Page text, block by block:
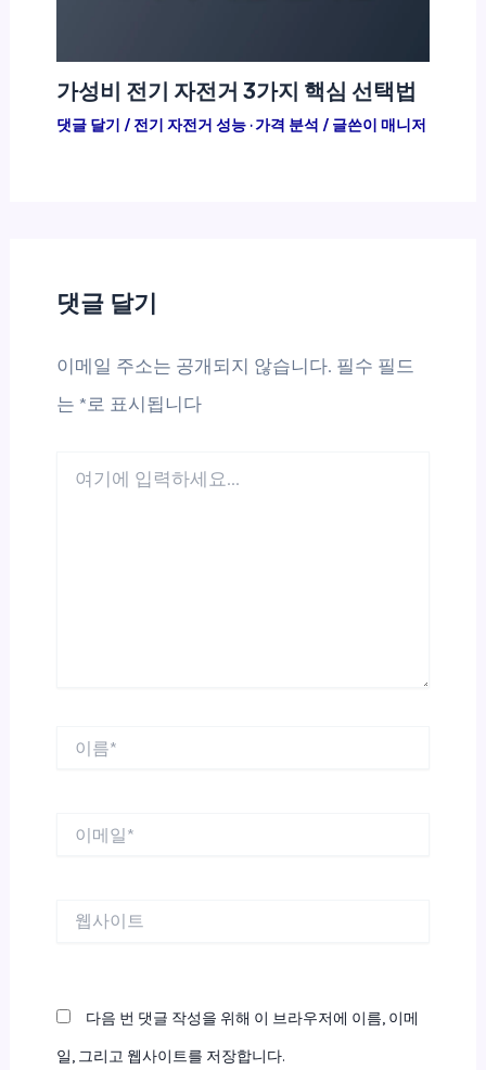
가성비 전기 자전거 3가지 핵심 선택법
댓글 달기 / 전기 자전거 성능 · 가격 분석 / 글쓴이 매니저
댓글 달기
이메일 주소는 공개되지 않습니다. 필수 필드
는 *로 표시됩니다
다음 번 댓글 작성을 위해 이 브라우저에 이름, 이메
일, 그리고 웹사이트를 저장합니다.